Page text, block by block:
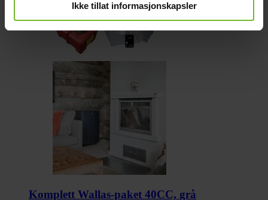
Ikke tillat informasjonskapsler
Komplett Wallas-paket 40CC, grå